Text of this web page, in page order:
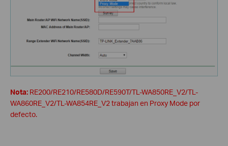
Nota: RE200/RE210/RE580D/RE590T/TL-WA850RE_V2/TL-
WA860RE_V2/TL-WA854RE_V2 trabajan en Proxy Mode por
defecto.